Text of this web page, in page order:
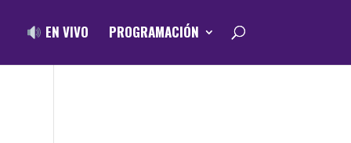
EN VIVO PROGRAMACIÓN